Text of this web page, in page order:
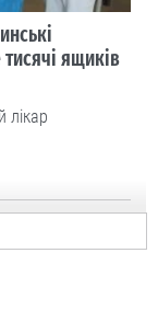
ящиків
лікар